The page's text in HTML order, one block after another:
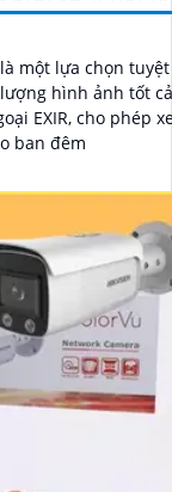
là một lựa chọn
EXIR, cho phép
ban đêm